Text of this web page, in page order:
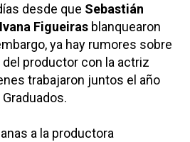
desde que Sebastián
Ivana Figueiras blanquearon
ya hay rumores sobre
productor con la actriz
trabajaron juntos el año
a la productora